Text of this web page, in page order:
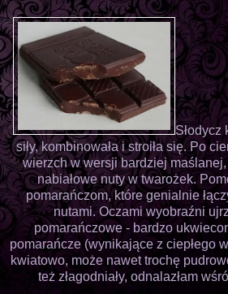
Słodycz
siły, kombinowała i stroiła się. Po
wierzch w wersji bardziej
nabiałowe nuty w twarożek.
pomarańczom, które genialnie
nutami. Oczami wyobraźni
pomarańczowe - bardzo
pomarańcze (wynikające z ciepłego
kwiatowo, może nawet trochę
też złagodniały, odnalazłam